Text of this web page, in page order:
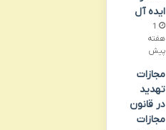
ایده آل
1
هفته
پیش
مجازات
تهدید
در قانون
مجازات